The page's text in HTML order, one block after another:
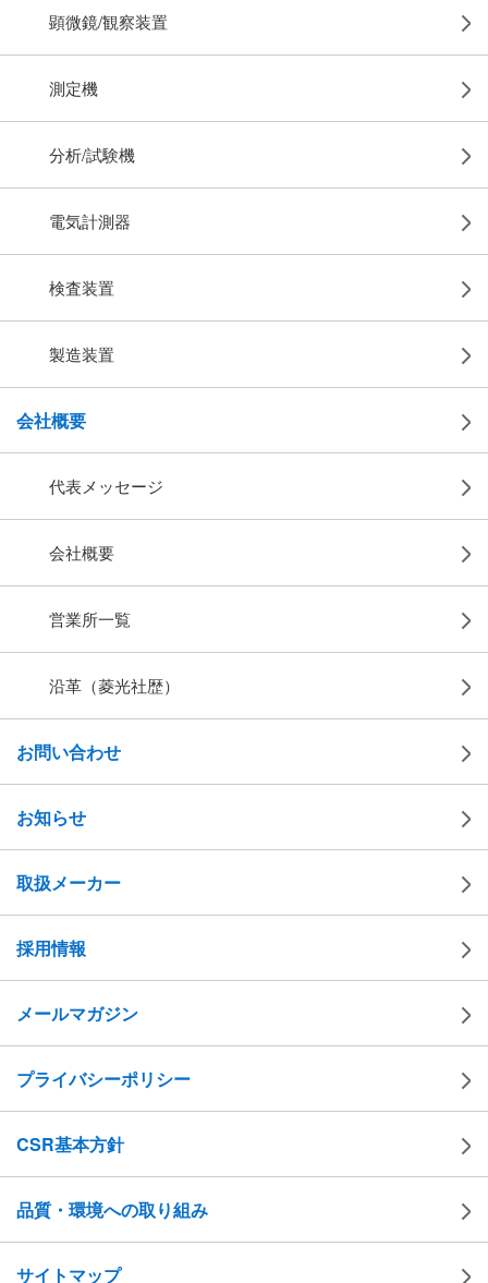
顕微鏡/観察装置
測定機
分析/試験機
電気計測器
検査装置
製造装置
会社概要
代表メッセージ
会社概要
営業所一覧
沿革（菱光社歴）
お問い合わせ
お知らせ
取扱メーカー
採用情報
メールマガジン
プライバシーポリシー
CSR基本方針
品質・環境への取り組み
サイトマップ